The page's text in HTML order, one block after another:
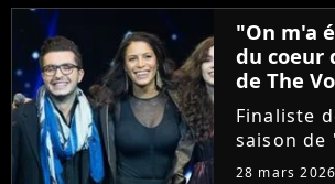
"On m'a
du coeur
de The
Finaliste
saison de
Olympe
28 mars 2026